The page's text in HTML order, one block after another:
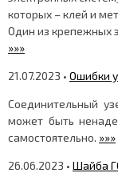
которых – клей и
Один из крепежных
»»»
21.07.2023 • Ошибки
Соединительный
может быть
самостоятельно. »»»
26.06.2023 • Шайба